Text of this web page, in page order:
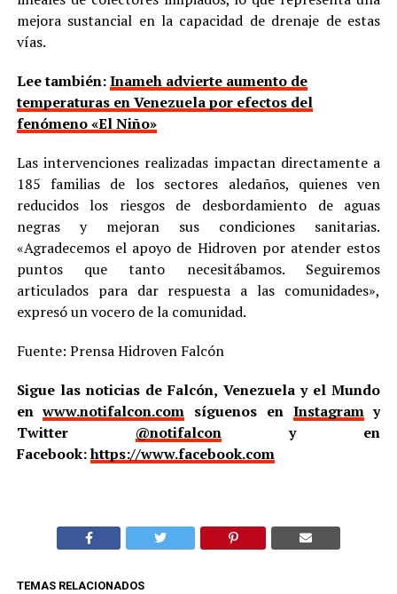
mejora sustancial en la capacidad de drenaje de estas
vías.
Lee también:Inameh advierte aumento de
temperaturas en Venezuela por efectos del
fenómeno «El Niño»
Las intervenciones realizadas impactan directamente a
185 familias de los sectores aledaños, quienes ven
reducidos los riesgos de desbordamiento de aguas
negras y mejoran sus condiciones sanitarias.
«Agradecemos el apoyo de Hidroven por atender estos
puntos que tanto necesitábamos. Seguiremos
articulados para dar respuesta a las comunidades»,
expresó un vocero de la comunidad.
Fuente: Prensa Hidroven Falcón
Sigue las noticias de Falcón, Venezuela y el Mundo
enwww.notifalcon.com síguenos en Instagramy
Twitter @notifalcony en
Facebook:https://www.facebook.com
TEMAS RELACIONADOS